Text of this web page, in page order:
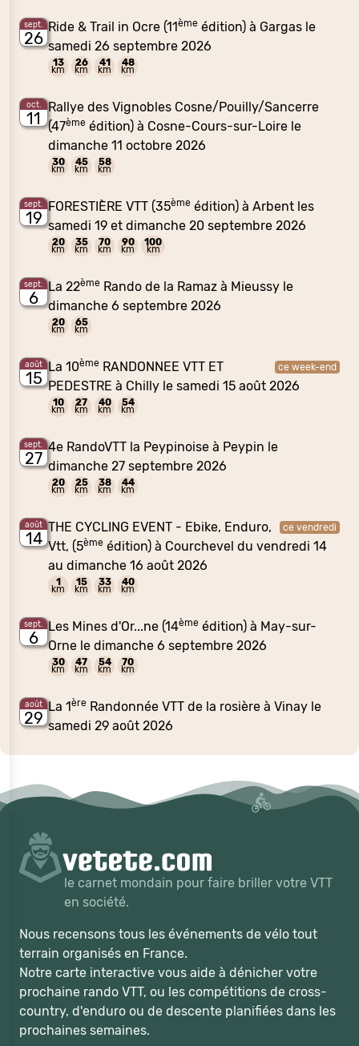
sept.
26
Ride & Trail in Ocre (11ème édition) à Gargas le
samedi 26 septembre 2026
13
km
26
km
41
km
48
km
oct.
11
Rallye des Vignobles Cosne/Pouilly/Sancerre
(47ème édition) à Cosne-Cours-sur-Loire le
dimanche 11 octobre 2026
30
km
45
km
58
km
sept.
19
FORESTIÈRE VTT (35ème édition) à Arbent les
samedi 19 et dimanche 20 septembre 2026
20
km
35
km
70
km
90
km
100
km
sept.
6
La 22ème Rando de la Ramaz à Mieussy le
dimanche 6 septembre 2026
20
km
65
km
août
15
ce week-end
La 10ème RANDONNEE VTT ET
PEDESTRE à Chilly le samedi 15 août 2026
10
km
27
km
40
km
54
km
sept.
27
4e RandoVTT la Peypinoise à Peypin le
dimanche 27 septembre 2026
20
km
25
km
38
km
44
km
août
14
ce vendredi
THE CYCLING EVENT - Ebike, Enduro,
Vtt, (5ème édition) à Courchevel du vendredi 14
au dimanche 16 août 2026
1
km
15
km
33
km
40
km
sept.
6
Les Mines d'Or...ne (14ème édition) à May-sur-
Orne le dimanche 6 septembre 2026
30
km
47
km
54
km
70
km
août
29
La 1ère Randonnée VTT de la rosière à Vinay le
samedi 29 août 2026
le carnet mondain pour faire briller votre VTT
en société.
Nous recensons tous les événements de vélo tout
terrain organisés en France.
Notre carte interactive vous aide à dénicher votre
prochaine rando VTT, ou les compétitions de cross-
country, d'enduro ou de descente planifiées dans les
prochaines semaines.